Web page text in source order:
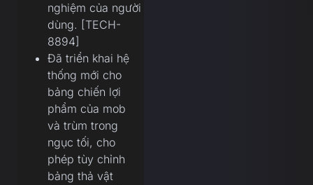
nghiệm của người
dùng. [TECH-
8894]
Đã triển khai hệ
thống mới cho
bảng chiến lợi
phẩm của mob
và trùm trong
ngục tối, cho
phép tùy chỉnh
bảng thả vật